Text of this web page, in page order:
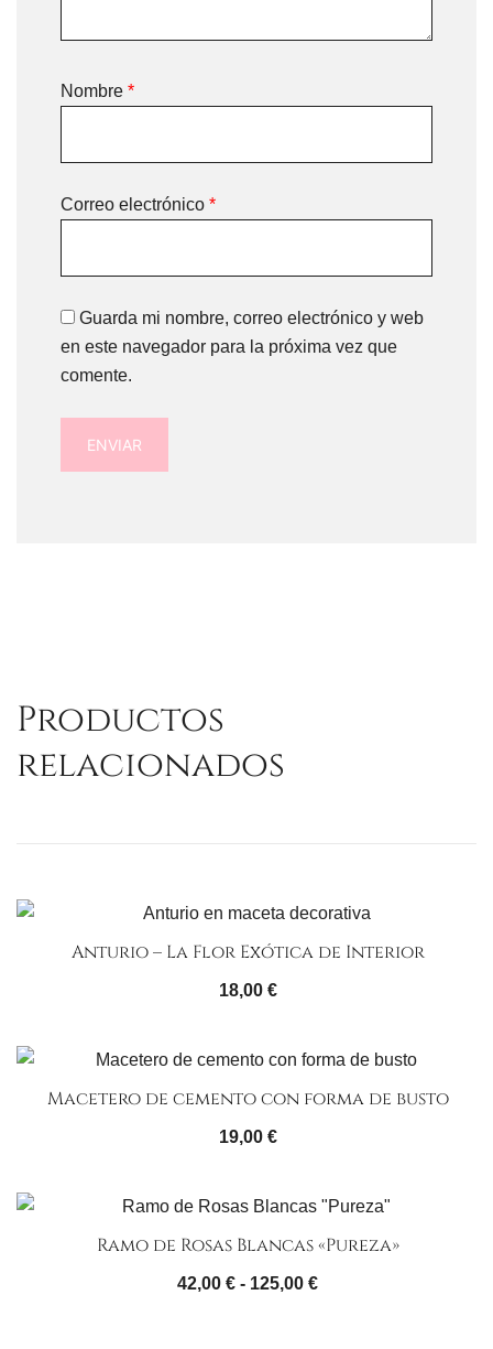
Nombre *
Correo electrónico *
Guarda mi nombre, correo electrónico y web
en este navegador para la próxima vez que
comente.
Productos
relacionados
Anturio – La Flor Exótica de Interior
18,00 €
Macetero de cemento con forma de busto
19,00 €
Ramo de Rosas Blancas «Pureza»
42,00 € - 125,00 €Rango